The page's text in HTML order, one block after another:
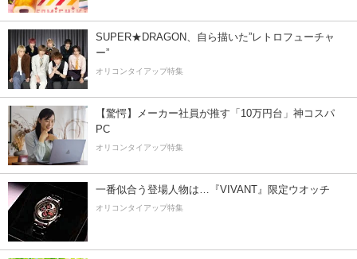
SUPER★DRAGON、自ら描いた”レトロフューチャ
ー”
オリコンタイアップ特集
【驚愕】メーカー社員が推す「10万円台」神コスパ
PC
オリコンタイアップ特集
一番似合う登場人物は…『VIVANT』限定ウオッチ
オリコンタイアップ特集